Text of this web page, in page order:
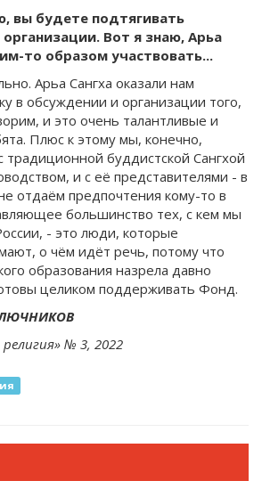
вы будете подтягивать
Вот я знаю, Арьа
то образом участвовать...
Арьа Сангха оказали нам
в обсуждении и организации того,
и это очень талантливые и
Плюс к этому мы, конечно,
традиционной буддистской Сангхой
и с её представителями - в
отдаём предпочтения кому-то в
большинство тех, с кем мы
- это люди, которые
о чём идёт речь, потому что
образования назрела давно
целиком поддерживать Фонд.
№ 3, 2022